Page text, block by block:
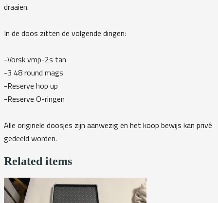
draaien.
In de doos zitten de volgende dingen:
-Vorsk vmp-2s tan
-3 48 round mags
-Reserve hop up
-Reserve O-ringen
Alle originele doosjes zijn aanwezig en het koop bewijs kan privé
gedeeld worden.
Related items